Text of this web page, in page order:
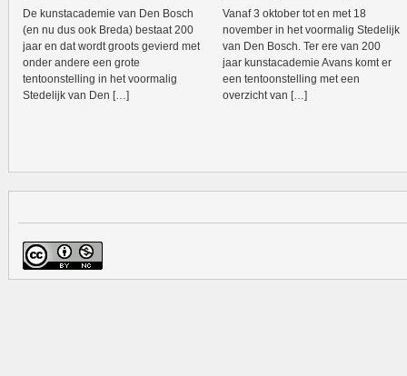
De kunstacademie van Den Bosch
(en nu dus ook Breda) bestaat 200
jaar en dat wordt groots gevierd met
onder andere een grote
tentoonstelling in het voormalig
Stedelijk van Den […]
Vanaf 3 oktober tot en met 18
november in het voormalig Stedelijk
van Den Bosch. Ter ere van 200
jaar kunstacademie Avans komt er
een tentoonstelling met een
overzicht van […]